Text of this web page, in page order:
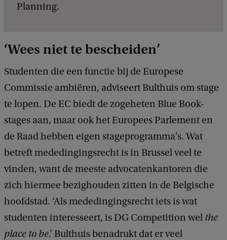
Planning.
‘Wees niet te bescheiden’
Studenten die een functie bij de Europese
Commissie ambiëren, adviseert Bulthuis om stage
te lopen. De EC biedt de zogeheten Blue Book-
stages aan, maar ook het Europees Parlement en
de Raad hebben eigen stageprogramma's. Wat
betreft mededingingsrecht is in Brussel veel te
vinden, want de meeste advocatenkantoren die
zich hiermee bezighouden zitten in de Belgische
hoofdstad. ‘Als mededingingsrecht iets is wat
studenten interesseert, is DG Competition wel the
place to be.’ Bulthuis benadrukt dat er veel